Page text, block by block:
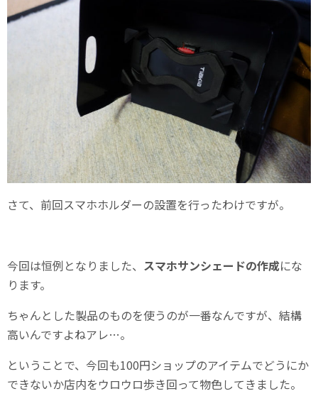
さて、前回スマホホルダーの設置を行ったわけですが。
今回は恒例となりました、 スマホサンシェードの作成にな
ります。
ちゃんとした製品のものを使うのが一番なんですが、結構
高いんですよねアレ…。
ということで、今回も100円ショップのアイテムでどうにか
できないか店内をウロウロ歩き回って物色してきました。